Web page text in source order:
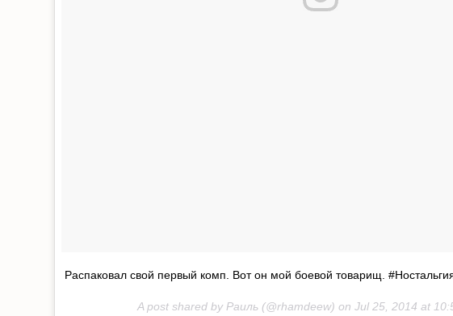
Распаковал свой первый комп. Вот он мой боевой товарищ.
A post shared by Раиль (@rhamdeew) on Jul 25, 2014 at